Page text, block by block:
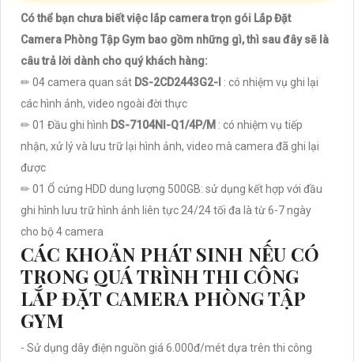
Có thể bạn chưa biết việc lắp camera trọn gói Lắp Đặt
Camera Phòng Tập Gym bao gồm những gì, thì sau đây sẽ là
câu trả lời dành cho quý khách hàng:
✏ 04 camera quan sát DS-2CD2443G2-I : có nhiệm vụ ghi lại
các hình ảnh, video ngoài đời thực
✏ 01 Đầu ghi hình DS-7104NI-Q1/4P/M : có nhiệm vụ tiếp
nhận, xử lý và lưu trữ lại hình ảnh, video mà camera đã ghi lại
được
✏ 01 Ổ cứng HDD dung lượng 500GB: sử dụng kết hợp với đầu
ghi hình lưu trữ hình ảnh liên tực 24/24 tối đa là từ 6-7 ngày
cho bộ 4 camera
CÁC KHOẢN PHÁT SINH NẾU CÓ
TRONG QUÁ TRÌNH THI CÔNG
LẮP ĐẶT CAMERA PHÒNG TẬP
GYM
- Sử dụng dây điện nguồn giá 6.000đ/mét dựa trên thi công